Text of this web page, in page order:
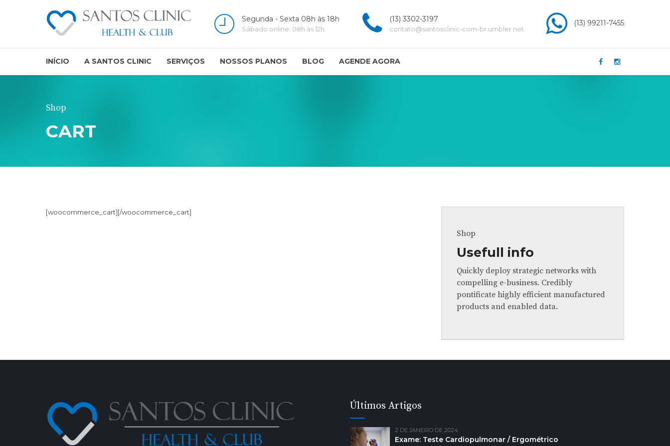
Segunda - Sexta 08h às 18h
Sábado online: 08h às 12h
(13) 3302-3197
contato@santosclinic-com-br.umbler.net
(13) 99211-7455
INÍCIO A SANTOS CLINIC SERVIÇOS NOSSOS PLANOS BLOG AGENDE AGORA
Shop
CART
[woocommerce_cart][/woocommerce_cart]
Shop
Usefull info
Quickly deploy strategic networks with
compelling e-business. Credibly
pontificate highly efficient manufactured
products and enabled data.
Últimos Artigos
2 DE JANEIRO DE 2024
Exame: Teste Cardiopulmonar / Ergométrico